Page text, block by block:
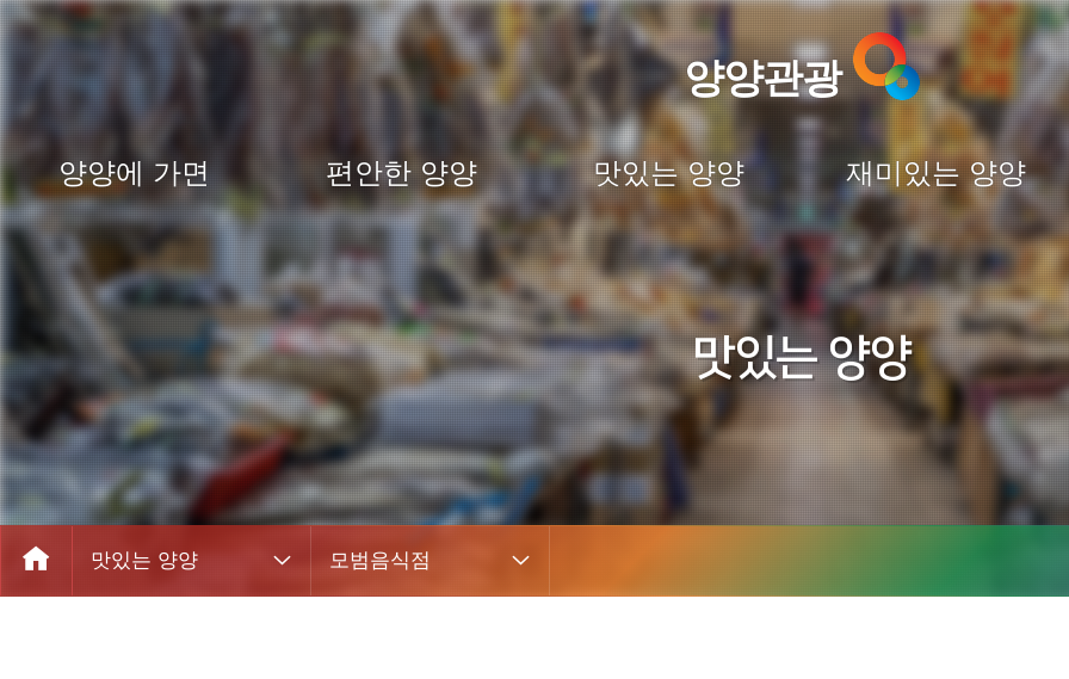
양양관광
양양에 가면 편안한 양양 맛있는 양양 재미있는 양양
맛있는 양양
맛있는 양양 모범음식점